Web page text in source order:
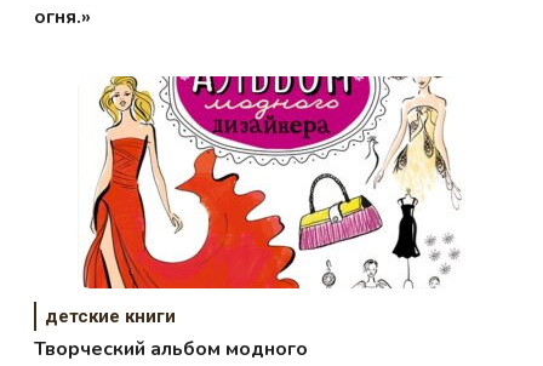
огня.»
детские книги
Творческий альбом модного